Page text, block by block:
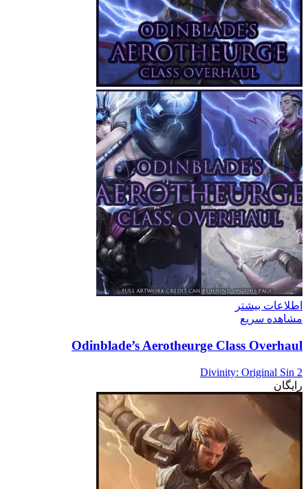
اطلاعات بیشتر
مشاهده سریع
Odinblade’s Aerotheurge Class Overhaul
Divinity: Original Sin 2
رایگان